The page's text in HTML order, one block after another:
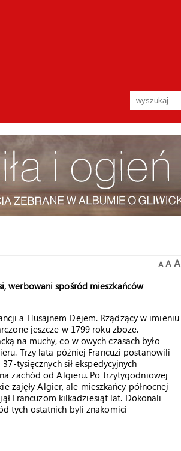
A A A
werbowani spośród mieszkańców
a Husajnem Dejem. Rządzący w imieniu
jeszcze w 1799 roku zboże.
na muchy, co w owych czasach było
Trzy lata później Francuzi postanowili
tysięcznych sił ekspedycyjnych
zachód od Algieru. Po trzytygodniowej
zajęły Algier, ale mieszkańcy północnej
Francuzom kilkadziesiąt lat. Dokonali
tych ostatnich byli znakomici